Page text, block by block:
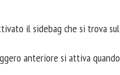
il sidebag che si trova sul
anteriore si attiva quando